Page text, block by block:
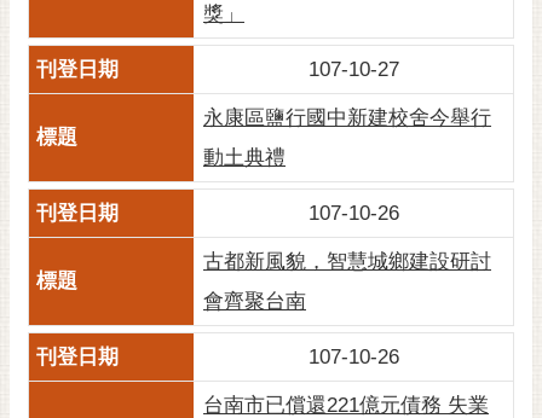
策
網
站
料
開
放
市
獎」
107-10-27
永康區鹽行國中新建校舍今舉行
動土典禮
107-10-26
古都新風貌，智慧城鄉建設研討
會齊聚台南
107-10-26
台南市已償還221億元債務 失業